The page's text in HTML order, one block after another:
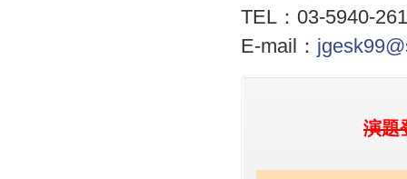
TEL：03-5940-
E-mail：
演題